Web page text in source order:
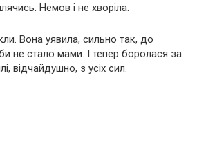
Немов і не хворіла.
Вона уявила, сильно так, до
не стало мами. І тепер боролася за
відчайдушно, з усіх сил.